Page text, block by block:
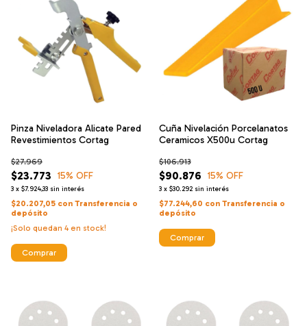
Pinza Niveladora Alicate Pared
Revestimientos Cortag
$23.773
$27.969
15% OFF
3 x $7.924,33 sin interés
$20.207,05 con Transferencia o
depósito
¡Solo quedan 4en stock!
Comprar
Cuña Nivelación Porcelanatos
Ceramicos X500u Cortag
$90.876
$106.913
15% OFF
3 x $30.292 sin interés
$77.244,60 con Transferencia o
depósito
Comprar